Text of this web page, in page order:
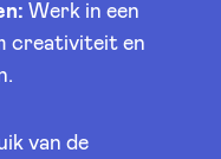
Werk in een
creativiteit en
van de